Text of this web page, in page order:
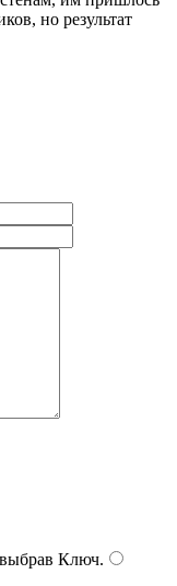
но результат
Ключ.